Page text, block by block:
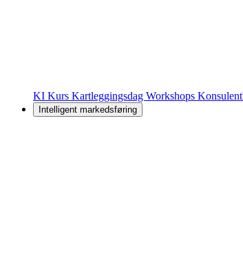
KI Kurs Kartleggingsdag Workshops
Intelligent markedsføring